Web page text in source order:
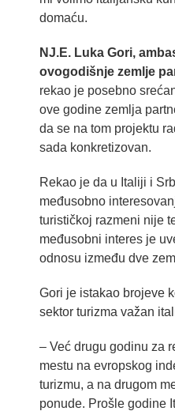
domaću.
NJ.E. Luka Gori,
ovogodišnje zemlje
rekao je posebno
ove godine zemlja
da se na tom projektu
sada konkretizovan.
Rekao je da u Italiji i
međusobno
turističkoj razmeni nije
međusobni interes je
odnosu između dve
Gori je istakao brojeve
sektor turizma važan
– Već drugu godinu za
mestu na evropskog
turizmu, a na drugom
ponude. Prošle godine